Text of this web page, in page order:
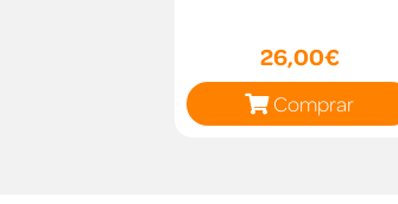
26,00€
Comprar